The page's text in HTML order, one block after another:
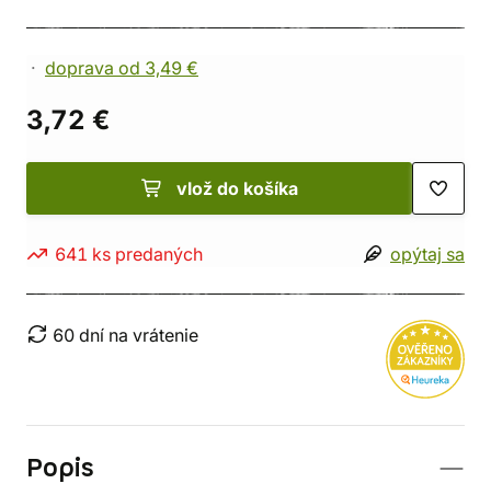
doprava od 3,49 €
3,72 €
vlož do košíka
641 ks predaných opýtaj sa
60 dní na vrátenie
Popis